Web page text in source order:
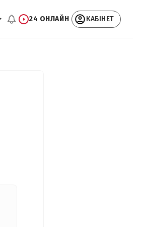
24 ОНЛАЙН КАБІНЕТ